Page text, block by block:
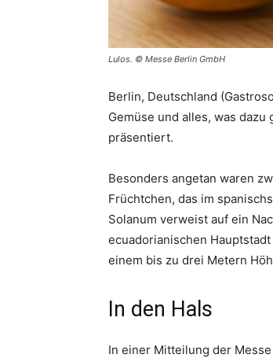
Lulos. © Messe Berlin GmbH
Berlin, Deutschland
Gemüse und alles, was
präsentiert.
Besonders angetan waren
Früchtchen, das im
Solanum verweist auf ein
ecuadorianischen
einem bis zu drei Metern
In den Hals
In einer Mitteilung der